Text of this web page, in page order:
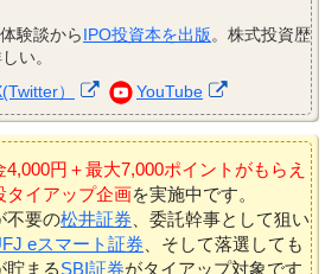
験談からIPO投資本を出版。株式投資歴
い。
） YouTube
4,000円＋最大7,000ポイントがもらえ
タイアップ企画を実施中です。
不要の松井証券、委託幹事として狙い
eスマート証券、そして落選しても
貯まるSBI証券がタイアップ対象です